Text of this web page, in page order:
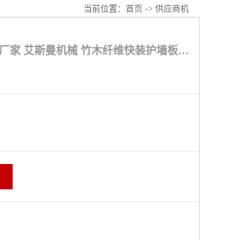
当前位置： 首页 -> 供应商机
泉州PVC护墙板生产线设备厂家 艾斯曼机械 竹木纤维快装护墙板设备厂家